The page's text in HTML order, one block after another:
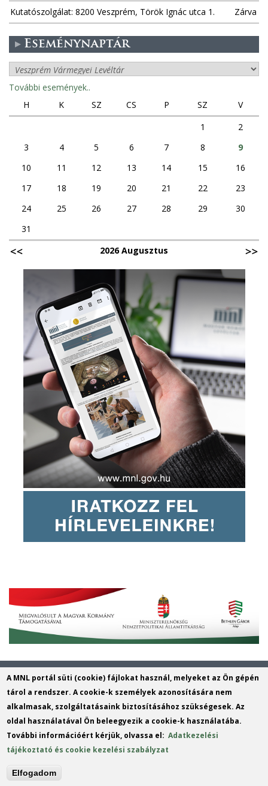
Kutatószolgálat: 8200 Veszprém, Török Ignác utca 1.
Zárva
Eseménynaptár
További események..
H
K SZ CS P SZ
V
1
2
3
4 5 6 7 8
9
10
11 12 13 14 15
16
17
18 19 20 21 22
23
24
25 26 27 28 29
30
31
2026 Augusztus
Magyar Nemzeti Levéltár Veszprém
Vármegyei Levéltára
Cím: 8200 Veszprém, Török Ignác utca
1.
Telefon: +36 88 401 422
A MNL portál süti (cookie) fájlokat használ, melyeket az Ön gépén
tárol a rendszer. A cookie-k személyek azonosítására nem
alkalmasak, szolgáltatásaink biztosításához szükségesek. Az
oldal használatával Ön beleegyezik a cookie-k használatába.
További információért kérjük, olvassa el:Adatkezelési
tájékoztató és cookie kezelési szabályzat
Elfogadom